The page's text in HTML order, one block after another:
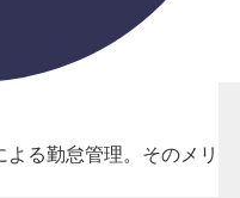
る勤怠管理。そのメリ